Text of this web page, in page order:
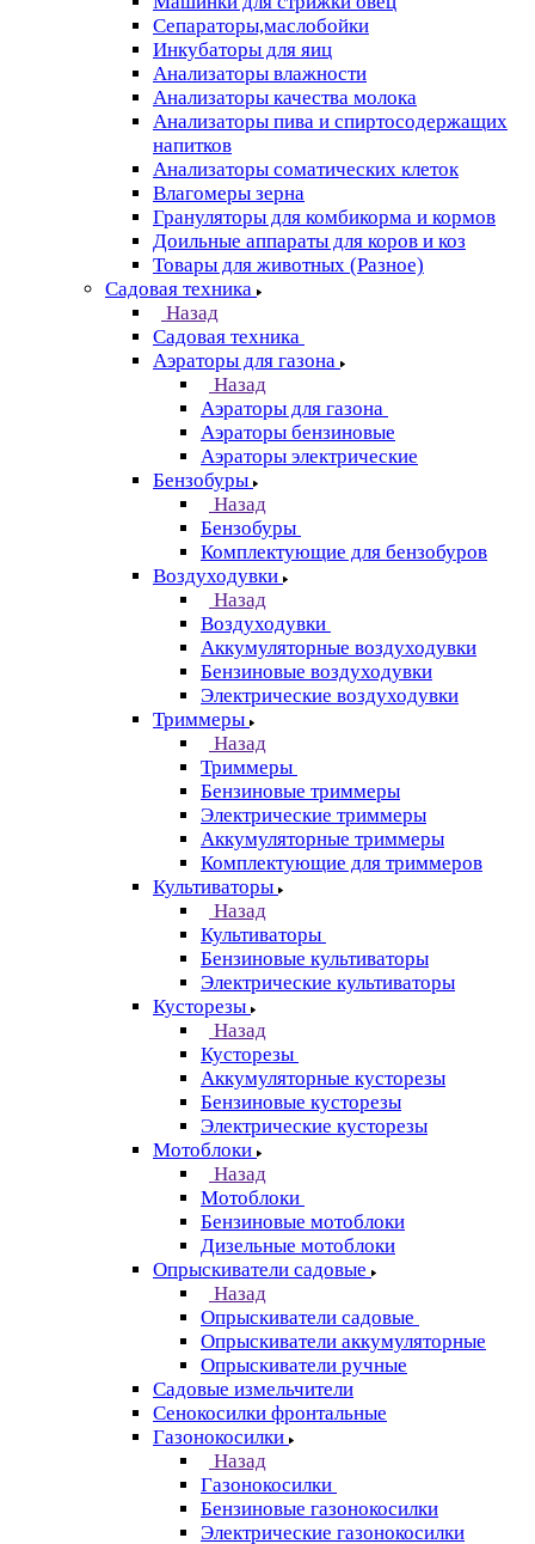
Сепараторы,маслобойки
Инкубаторы для яиц
Анализаторы влажности
Анализаторы качества молока
Анализаторы пива и спиртосодержащих
напитков
Анализаторы соматических клеток
Влагомеры зерна
Грануляторы для комбикорма и кормов
Доильные аппараты для коров и коз
Товары для животных (Разное)
Садовая техника
Назад
Садовая техника
Аэраторы для газона
Назад
Аэраторы для газона
Аэраторы бензиновые
Аэраторы электрические
Бензобуры
Назад
Бензобуры
Комплектующие для бензобуров
Воздуходувки
Назад
Воздуходувки
Аккумуляторные воздуходувки
Бензиновые воздуходувки
Электрические воздуходувки
Триммеры
Назад
Триммеры
Бензиновые триммеры
Электрические триммеры
Аккумуляторные триммеры
Комплектующие для триммеров
Культиваторы
Назад
Культиваторы
Бензиновые культиваторы
Электрические культиваторы
Кусторезы
Назад
Кусторезы
Аккумуляторные кусторезы
Бензиновые кусторезы
Электрические кусторезы
Мотоблоки
Назад
Мотоблоки
Бензиновые мотоблоки
Дизельные мотоблоки
Опрыскиватели садовые
Назад
Опрыскиватели садовые
Опрыскиватели аккумуляторные
Опрыскиватели ручные
Садовые измельчители
Сенокосилки фронтальные
Газонокосилки
Назад
Газонокосилки
Бензиновые газонокосилки
Электрические газонокосилки